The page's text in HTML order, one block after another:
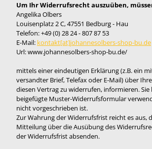
Um Ihr Widerrufsrecht auszuüben,
Angelika Olbers
Louisenplatz 2 C, 47551 Bedburg - Hau
Telefon: +49 (0) 28 24 - 807 87 53
E-Mail: kontakt[at]johannesolbers-shop-bu.de
Url: www.johannesolbers-shop-bu.de/
mittels einer eindeutigen Erklärung (z.B. ein
versandter Brief, Telefax oder E-Mail) über
diesen Vertrag zu widerrufen, informieren.
beigefügte Muster-Widerrufsformular
nicht vorgeschrieben ist.
Zur Wahrung der Widerrufsfrist reicht es aus,
Mitteilung über die Ausübung des
der Widerrufsfrist absenden.